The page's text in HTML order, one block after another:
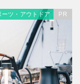
ーツ・アウトドア PR